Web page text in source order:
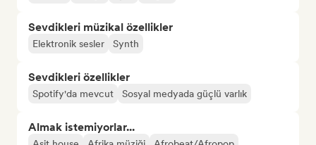
Sevdikleri müzikal özellikler
Elektronik sesler Synth
Sevdikleri özellikler
Spotify'da mevcut Sosyal medyada güçlü varlık
Almak istemiyorlar...